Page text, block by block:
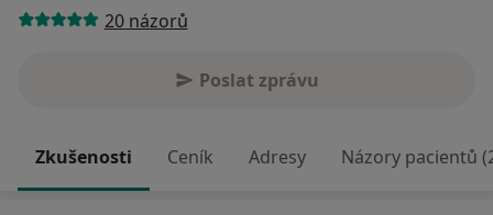
20 názorů
Poslat zprávu
Zkušenosti Ceník Adresy Názory pacientů